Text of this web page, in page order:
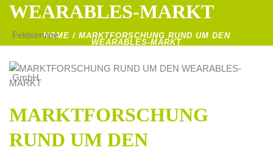
WEARABLES-MARKT
HOME / MARKTFORSCHUNG RUND UM DEN
WEARABLES-MARKT
MARKTFORSCHUNG
RUND UM DEN